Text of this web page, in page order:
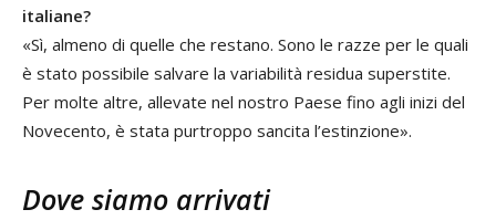
italiane?
«Sì, almeno di quelle che restano. Sono le razze per le quali
è stato possibile salvare la variabilità residua superstite.
Per molte altre, allevate nel nostro Paese fino agli inizi del
Novecento, è stata purtroppo sancita l’estinzione».
Dove siamo arrivati